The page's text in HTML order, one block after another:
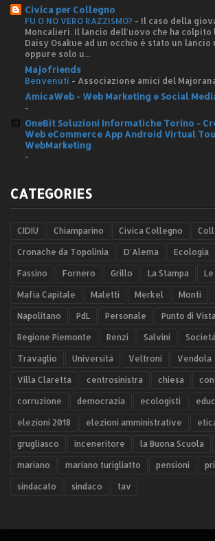
Civica per Collegno
FU O NO VERO RAZZISMO? - Il caso della
Moncalieri. Il lancio dell'uovo che ha colpito
Daisy Osakue ad un occhio è stato un lancio
oppure solo u...
Majofriends
Benvenuti - Associazione amici del
AmicaWeb - Web Marketing e Social
-
OneBit Soluzioni Informatiche Torino -
Web eCommerce App Android Virtual
WebMarketing
-
CATEGORIES
CIDIU Chiamparino Civica Collegno
Cronache da Topolinia D'Alema Ecologia
Fassino Fornero Grillo La Stampa Le
Mafia Capitale Maletti Merkel Monti
Napolitano PdL Personale Punto di
Regione Piemonte Renzi Salvini
Travaglio Università Veltroni Vendola
Villa Claretta centrosinistra chiesa
corruzione democrazia ecologisti
elezioni 2018 elezioni amministrative
grugliasco inceneritore la Buona Scuola
mariano mariano turigliatto pensioni
sindacato sindaco tav